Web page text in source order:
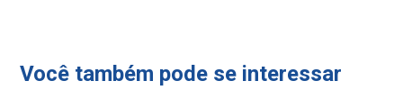
Você também pode se interessar